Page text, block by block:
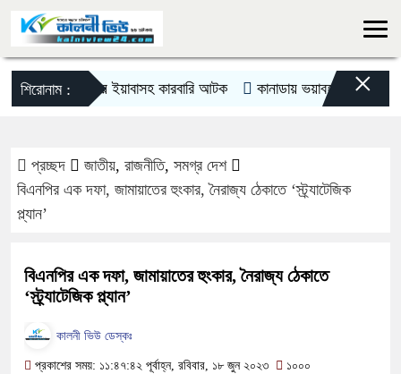
শিরোনাম :
দিরাইয়ে ইয়াবাসহ কারবারি আটক কানাডায় ভয়াবহ দাবানল, ২০×
প্রচ্ছদ জাতীয়, রাজনীতি, সমগ্র দেশ
বিএনপির এক দফা, জামায়াতের হুংকার, নৈরাজ্য ঠেকাতে ‌‘স্ট্র্যাটেজিক
প্ল্যান’
বিএনপির এক দফা, জামায়াতের হুংকার, নৈরাজ্য ঠেকাতে
‌‘স্ট্র্যাটেজিক প্ল্যান’
কালনী ভিউ ডেস্কঃ
প্রকাশের সময়: ১১:৪৭:৪২ পূর্বাহ্ন, রবিবার, ১৮ জুন ২০২৩ ১০০০